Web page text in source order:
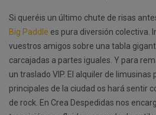
Si queréis un último chute de risas
Big Paddle es pura diversión colectiva.
vuestros amigos sobre una tabla
carcajadas a partes iguales. Y para
un traslado VIP. El alquiler de
principales de la ciudad os hará sentir
de rock. En Crea Despedidas nos